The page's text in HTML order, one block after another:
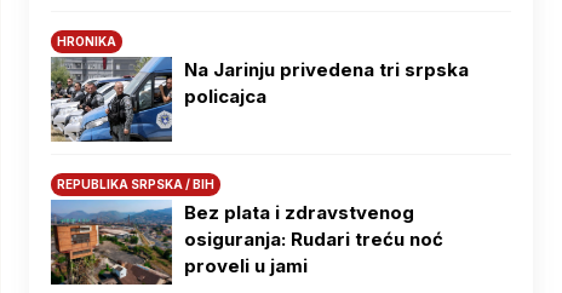
HRONIKA
Na Јarinju privedena tri srpska
policajca
REPUBLIKA SRPSKA / BIH
Bez plata i zdravstvenog
osiguranja: Rudari treću noć
proveli u jami